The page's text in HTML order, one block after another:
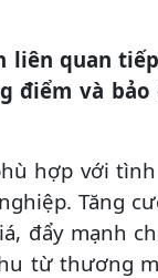
liên quan
điểm và bảo
hợp với
Tăng
đẩy mạnh
từ thương